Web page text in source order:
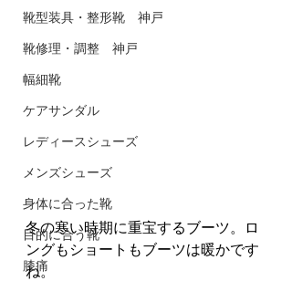
靴型装具・整形靴 神戸
靴修理・調整 神戸
幅細靴
ケアサンダル
レディースシューズ
メンズシューズ
身体に合った靴
目的に合う靴
膝痛
冬の寒い時期に重宝するブーツ。ロ
ングもショートもブーツは暖かです
ね。